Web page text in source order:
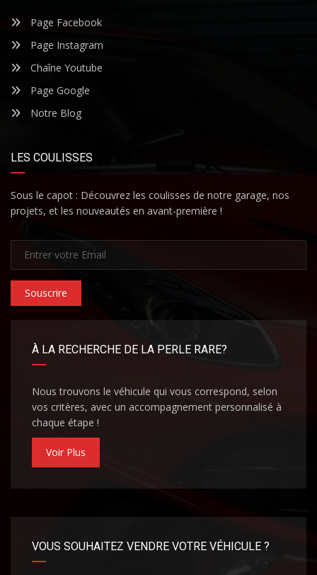
Page Facebook
Page Instagram
Chaîne Youtube
Page Google
Notre Blog
LES COULISSES
Sous le capot : Découvrez les coulisses de notre garage, nos
projets, et les nouveautés en avant-première !
Souscrire
À LA RECHERCHE DE LA PERLE RARE?
Nous trouvons le véhicule qui vous correspond, selon
vos critères, avec un accompagnement personnalisé à
chaque étape !
Voir Plus
VOUS SOUHAITEZ VENDRE VOTRE VÉHICULE ?